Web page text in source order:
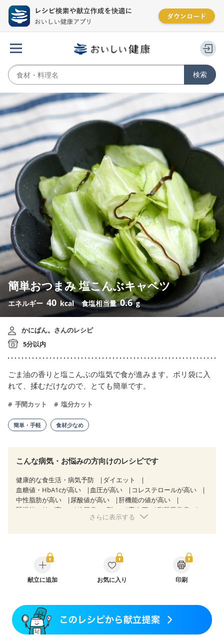
簡単おつまみ 塩こんぶキャベツ
エネルギー 40 kcal 食塩相当量0.6 g
かにぱん。さんのレシピ
5分以内
ごま油の香りと塩こんぶの塩気で食が進みます。ポリ袋に入
れて、揉むだけなので、とても簡単です。
手間カット 塩分カット
簡単・手軽 食材少なめ
こんな病気・お悩みの方向けのレシピです
健康的な食生活・病気予防
ダイエット
血糖値・HbA1cが高い
血圧が高い
コレステロールが高い
中性脂肪が高い
尿酸値が高い
肝機能の値が高い
腎機能の値が高い
糖尿病（2型） 高血圧
脂質異常症
狭心症 心筋梗塞
糖尿病性腎症（第３期）
CKD（ステージ１）
CKD（ステージ２）
CKD（ステージ３a）
CKD（ステージ３b）
透析
乳がん（抗がん剤治療中）
妊婦健診・体重増加が気になる（初期）
妊婦健診・血圧が気になる（初期）
妊婦健診・血糖値が気になる（初期）
さらに表示する
献立に追加 お気に入り 印刷